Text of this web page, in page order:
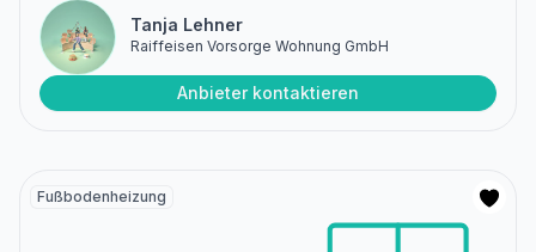
Tanja Lehner
Raiffeisen Vorsorge Wohnung GmbH
Anbieter kontaktieren
Fußbodenheizung